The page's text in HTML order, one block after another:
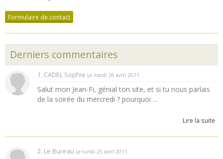
Formulaire de contact
Derniers commentaires
1. CADEL Sophie Le mardi 26 avril 2011
Salut mon Jean-Fi, génial ton site, et si tu nous parlais
de la soirée du mercredi ? pourquoi ...
Lire la suite
2. Le Bureau Le lundi 25 avril 2011